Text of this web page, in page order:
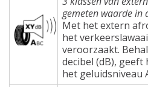
gemeten waarde in
Met het extern
het
veroorzaakt.
decibel (dB),
het geluidsniveau